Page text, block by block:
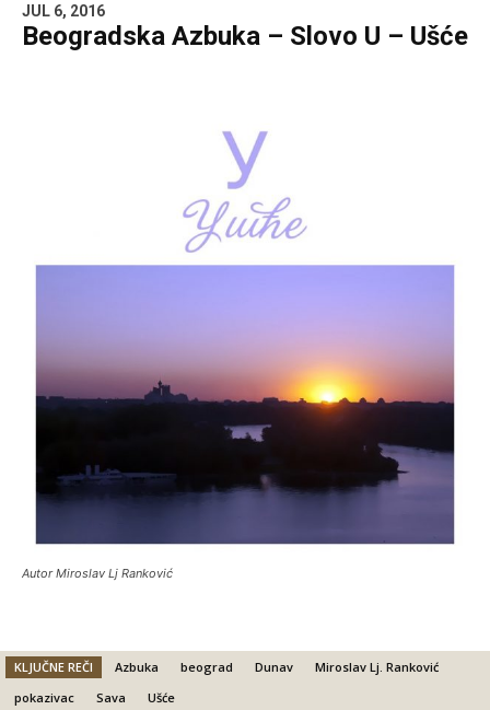
JUL 6, 2016
Beogradska Azbuka – Slovo U – Ušće
Autor Miroslav Lj Ranković
KLJUČNE REČI Azbuka beograd Dunav
Miroslav Lj. Ranković
pokazivac
Sava Ušće